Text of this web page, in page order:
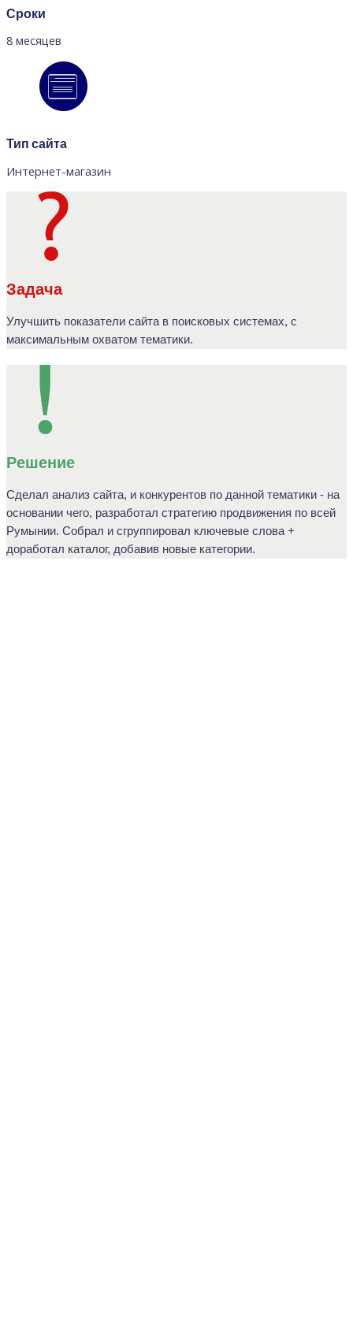
Сроки
8 месяцев
Тип сайта
Интернет-магазин
Задача
Улучшить показатели сайта в поисковых системах, с
максимальным охватом тематики.
Решение
Сделал анализ сайта, и конкурентов по данной тематики - на
основании чего, разработал стратегию продвижения по всей
Румынии. Собрал и сгруппировал ключевые слова +
доработал каталог, добавив новые категории.